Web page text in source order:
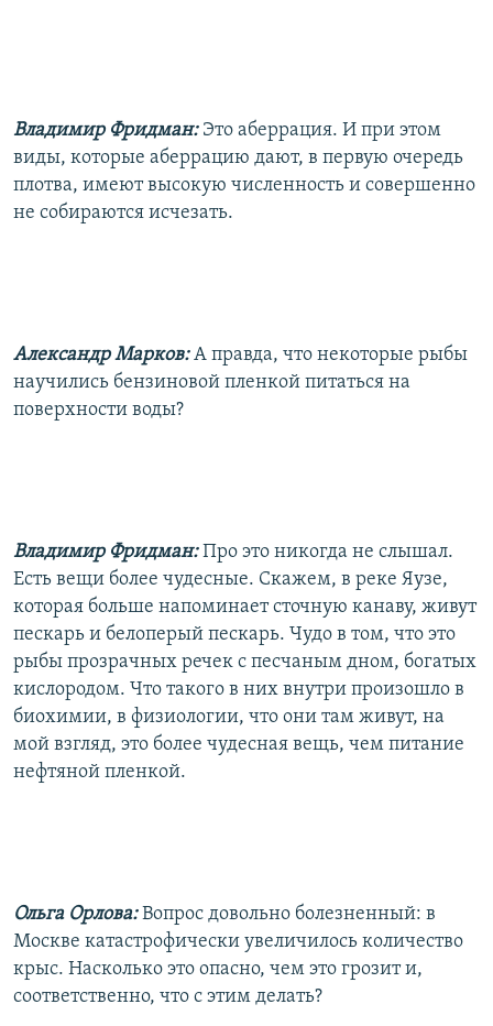
Владимир Фридман: Это аберрация. И при этом
виды, которые аберрацию дают, в первую очередь
плотва, имеют высокую численность и совершенно
не собираются исчезать.
Александр Марков: А правда, что некоторые рыбы
научились бензиновой пленкой питаться на
поверхности воды?
Владимир Фридман: Про это никогда не слышал.
Есть вещи более чудесные. Скажем, в реке Яузе,
которая больше напоминает сточную канаву, живут
пескарь и белоперый пескарь. Чудо в том, что это
рыбы прозрачных речек с песчаным дном, богатых
кислородом. Что такого в них внутри произошло в
биохимии, в физиологии, что они там живут, на
мой взгляд, это более чудесная вещь, чем питание
нефтяной пленкой.
Ольга Орлова:Вопрос довольно болезненный: в
Москве катастрофически увеличилось количество
крыс. Насколько это опасно, чем это грозит и,
соответственно, что с этим делать?